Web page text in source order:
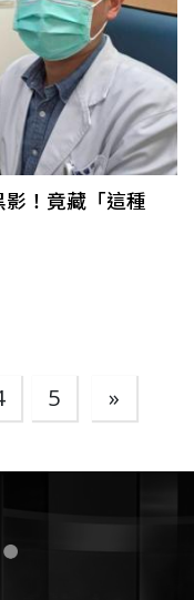
！竟藏「這種
5 »